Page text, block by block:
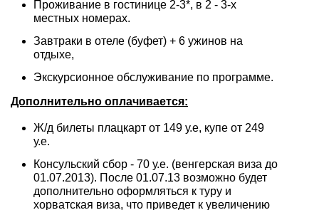
Проживание в гостинице 2-3*, в 2 - 3-х
местных номерах.
Завтраки в отеле (буфет) + 6 ужинов на
отдыхе,
Экскурсионное обслуживание по программе.
Дополнительно оплачивается:
Ж/д билеты плацкарт от 149 у.е, купе от 249
у.е.
Консульский сбор - 70 у.е. (венгерская виза до
01.07.2013). После 01.07.13 возможно будет
дополнительно оформляться к туру и
хорватская виза, что приведет к увеличению